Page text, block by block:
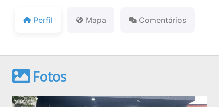
Perfil Mapa Comentários
Fotos